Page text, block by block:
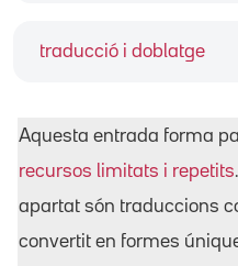
traducció i doblatge
Aquesta entrada forma
recursos limitats i repetits
apartat són traduccions
convertit en formes